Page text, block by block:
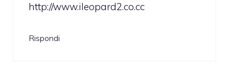
http://www.ileopard2.co.cc
Rispondi